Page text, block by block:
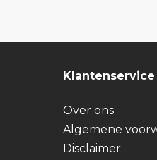
Klantenservice
Over ons
Algemene
Disclaimer